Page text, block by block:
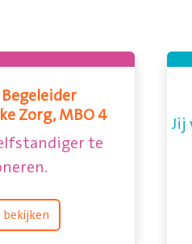
Zorg
uiteenlopende
Je